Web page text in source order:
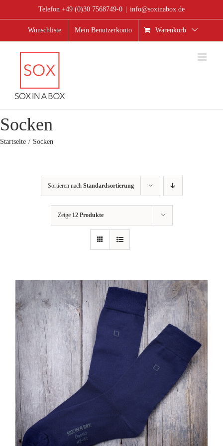
Telefon +49 (0)30 7568749-0 info@soxinabox.de
Wunschliste Mein Benutzerkonto Warenkorb
Socken
Startseite Socken
Sortieren nach Standardsortierung
Zeige 12 Produkte